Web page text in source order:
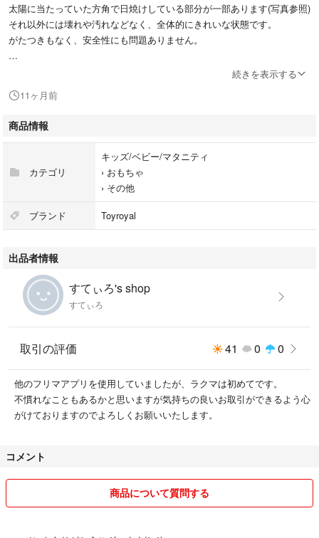
太陽に当たっていた方角で日焼けしている部分が一部あります(写真参照)
それ以外には壊れや汚れなどなく、全体的にきれいな状態です。
がたつきもなく、安全性にも問題ありません。
対象年齢 10ヶ月〜（つかまり立ちの頃）
適応体重 25kgまで
本体サイズ
（最大）幅約126cm×奥行約98cm×高さ約70cm
（最小）幅約126cm×奥行約78cm×高さ約58cm
続きを表示する
11ヶ月前
商品情報
カテゴリ
キッズ/ベビー/マタニティ
› おもちゃ
› その他
ブランド Toyroyal
出品者情報
すてぃろ's shop
すてぃろ
取引の評価 41 0 0
他のフリマアプリを使用していましたが、ラクマは初めてです。
不慣れなこともあるかと思いますが気持ちの良いお取引ができるよう心
がけておりますのでよろしくお願いいたします。
コメント
商品について質問する